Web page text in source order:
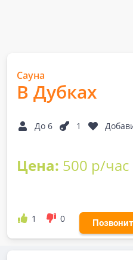
Сауна
В Дубках
До 6 1
Цена: 500 р/час
1 0